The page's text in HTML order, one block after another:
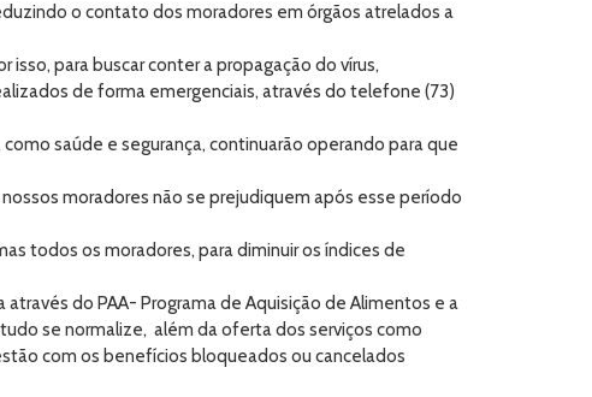
o contato dos moradores em órgãos atrelados a
para buscar conter a propagação do vírus,
de forma emergenciais, através do telefone (73)
saúde e segurança, continuarão operando para que
moradores não se prejudiquem após esse período
todos os moradores, para diminuir os índices de
do PAA- Programa de Aquisição de Alimentos e a
se normalize, além da oferta dos serviços como
com os benefícios bloqueados ou cancelados